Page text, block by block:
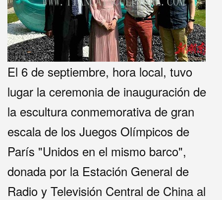
El 6 de septiembre, hora local, tuvo
lugar la ceremonia de inauguración de
la escultura conmemorativa de gran
escala de los Juegos Olímpicos de
París "Unidos en el mismo barco",
donada por la Estación General de
Radio y Televisión Central de China al